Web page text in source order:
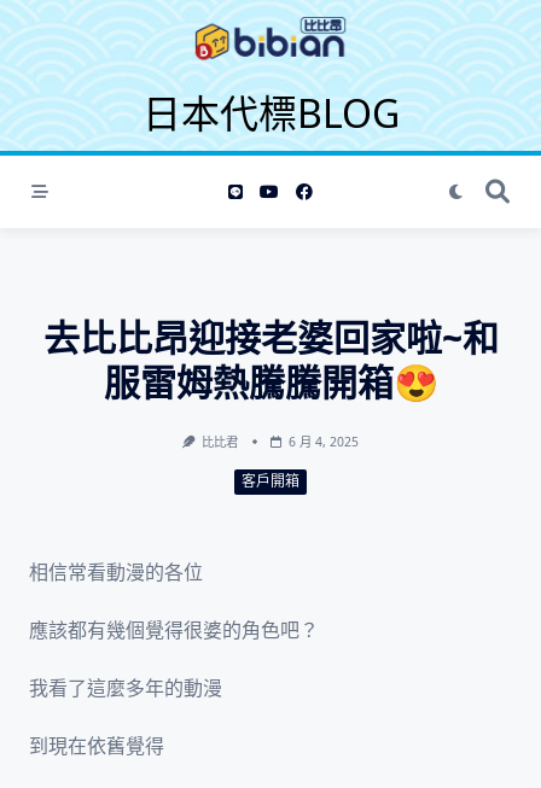
S
k
p
o
日本代標BLOG
去比比昂迎接老婆回家啦~和
服雷姆熱騰騰開箱😍
比比君 6 月 4, 2025
客戶開箱
相信常看動漫的各位
應該都有幾個覺得很婆的角色吧？
我看了這麼多年的動漫
到現在依舊覺得